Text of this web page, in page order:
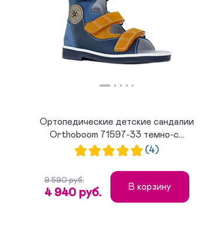
Ортопедические детские сандалии
Orthoboom 71597-33 темно-с...
(4)
9 590 руб.
4 940 руб. В корзину